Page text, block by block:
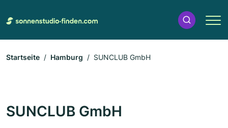
Startseite Hamburg SUNCLUB GmbH
SUNCLUB GmbH